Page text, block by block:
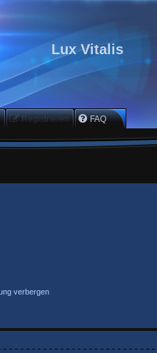
Lux Vitalis
Registrieren FAQ
verbergen